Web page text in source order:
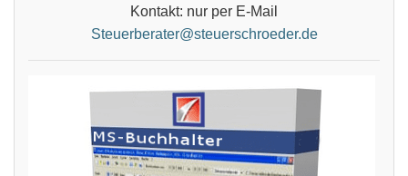
Kontakt: nur per E-Mail
Steuerberater@steuerschroeder.de